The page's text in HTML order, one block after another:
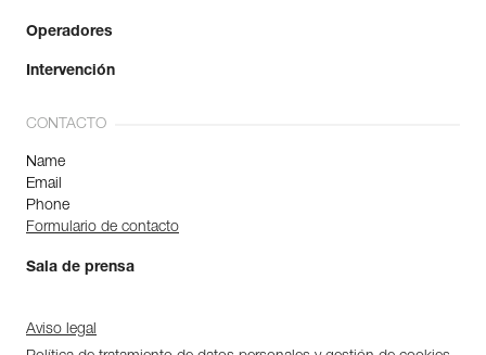
Operadores
Intervención
CONTACTO
Name
Email
Phone
Formulario de contacto
Sala de prensa
Aviso legal